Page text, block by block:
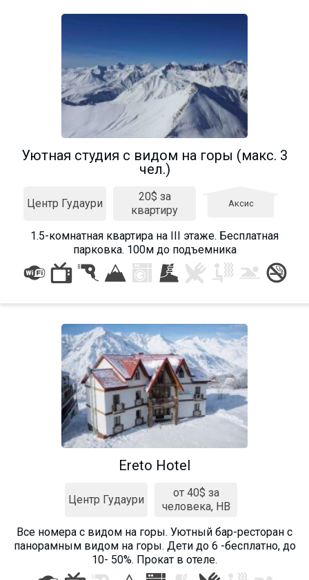
Уютная студия с видом на горы (макс. 3
чел.)
Центр Гудаури
20$ за
квартиру
Аксис
1.5-комнатная квартира на III этаже. Бесплатная
парковка. 100м до подъемника
Ereto Hotel
Центр Гудаури
от 40$ за
человека, HB
Все номера c видом на горы. Уютный бар-ресторан с
панорамным видом на горы. Дети до 6 -бесплатно, до
10- 50%. Прокат в отеле.